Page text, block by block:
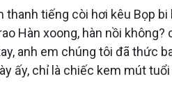
tiếng còi hơi kêu Bọp
Hàn xoong, hàn nồi
anh em chúng tôi đã thức
ấy, chỉ là chiếc kem mút